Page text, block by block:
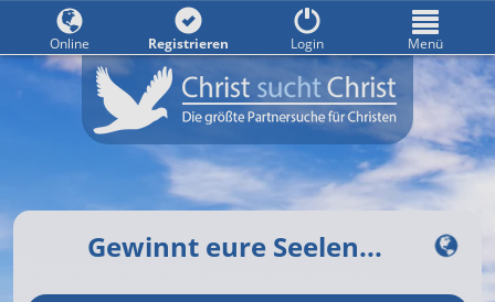
Gewinnt eure Seelen...
Online Registrieren Login Menü